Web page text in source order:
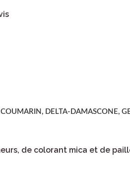
DELTA-DAMASCONE,
de colorant mica et de